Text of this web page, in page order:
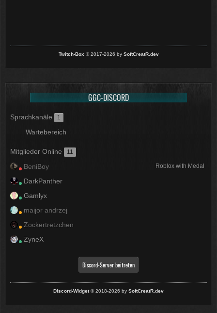
Twitch-Box © 2017-2026 by SoftCreatR.dev
GGC-DISCORD
Sprachkanäle 1
Wartebereich
Mitglieder Online 11
BeniBoy Roblox with Medal
DarkPanther
Gamlyx
maijor andrzej
Zockertretzchen
ZyneX
Discord-Server beitreten
Discord-Widget© 2018-2026 by SoftCreatR.dev